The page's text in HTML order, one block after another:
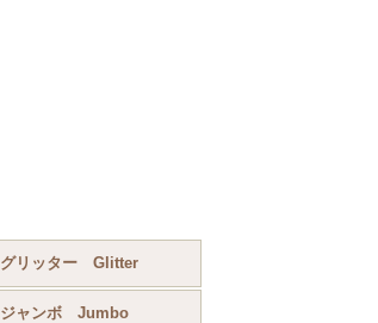
グリッター Glitter
ジャンボ Jumbo